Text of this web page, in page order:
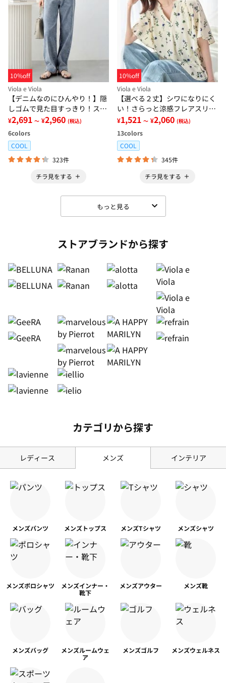
10%off
Viola e Viola
【デニムなのにひんやり！】隠
しゴムで見た目すっきり！スト
レッチ楽ちんデニム
¥2,691 ～ ¥2,960 (税込)
6colors
COOL
323件
チラ見をする
10%off
Viola e Viola
【選べる２丈】シワになりにく
い！さらっと涼感フレアスリー
ブブラウス
¥1,521 ～ ¥2,060 (税込)
13colors
COOL
345件
チラ見をする
もっと見る
ストアブランドから探す
カテゴリから探す
レディース メンズ インテリア
メンズパンツ メンズトップス メンズTシャツ メンズシャツ
メンズポロシャツ メンズインナー・
靴下
メンズアウター メンズ靴
メンズバッグ メンズルームウェ
ア
メンズゴルフ メンズウェルネス